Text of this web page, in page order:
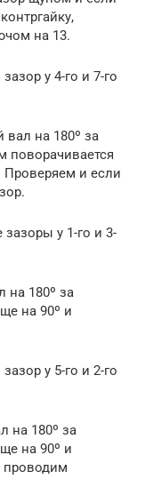
на 13.
у 4-го и 7-го
вал на 180º за
поворачивается
Проверяем и если
у 1-го и 3-
на 180º за
на 90º и
у 5-го и 2-го
на 180º за
на 90º и
проводим